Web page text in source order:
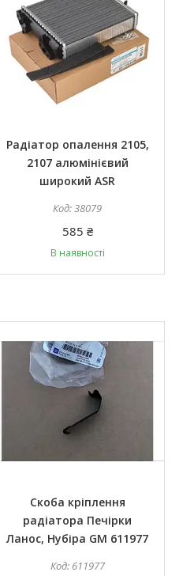
Радіатор опалення 2105,
2107 алюмінієвий
широкий ASR
38079
585 ₴
В наявності
Скоба кріплення
радіатора Печірки
Ланос, Нубіра GM 611977
611977